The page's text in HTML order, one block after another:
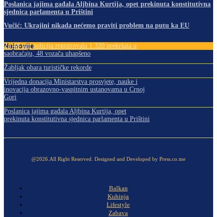
Poslanica jajima gađala Aljbina Kurtija, opet prekinuta konstitutivna
sjednica parlamenta u Prištini
Vučić: Ukrajini nikada nećemo praviti problem na putu ka EU
Najnovije
Za 48 sati policija registrovala 1.320 prekršaja u
saobraćaju, 48 vozača uhapšeno
Žabljak obara turističke rekorde
Vrijedna donacija Ministarstva prosvjete, nauke i
inovacija obrazovno-vaspitnim ustanovama u Crnoj
Gori
Poslanica jajima gađala Aljbina Kurtija, opet
prekinuta konstitutivna sjednica parlamenta u Prištini
@2026.All Right Reserved. Designed and Developed by Press.co.me
Balkan
Kuhinja
Lifestyle
Zabava